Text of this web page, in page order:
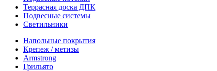
Террасная доска ДПК
Подвесные системы
Светильники
Напольные покрытия
Крепеж / метизы
Armstrong
Грильято